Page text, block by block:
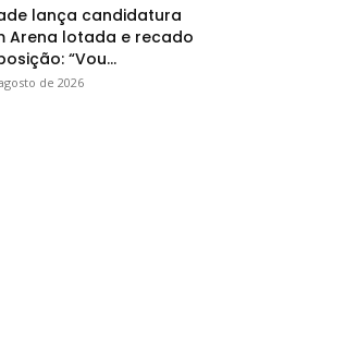
lança candidatura
Arena lotada e recado
“Vou...
de 2026